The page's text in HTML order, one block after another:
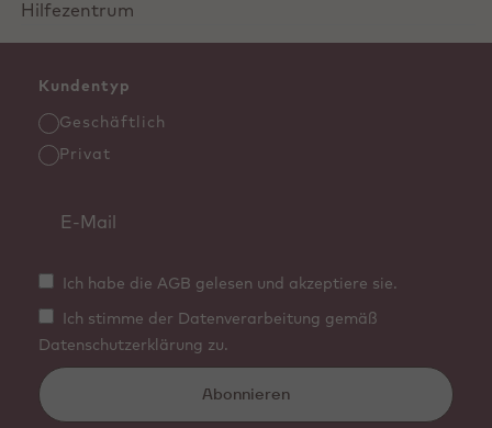
Hilfezentrum
Kundentyp
Geschäftlich
Privat
Ich habe die AGB gelesen und akzeptiere sie.
Ich stimme der Datenverarbeitung gemäß
Datenschutzerklärung zu.
Abonnieren